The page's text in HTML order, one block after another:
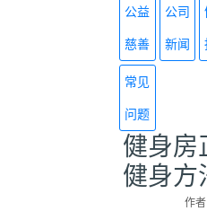
公益
慈善
公司
新闻
常见
问题
健身房
健身方
作者